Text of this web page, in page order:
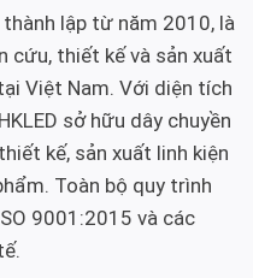
thành lập từ năm 2010, là
cứu, thiết kế và sản xuất
Việt Nam. Với diện tích
sở hữu dây chuyền
kế, sản xuất linh kiện
Toàn bộ quy trình
9001:2015 và các